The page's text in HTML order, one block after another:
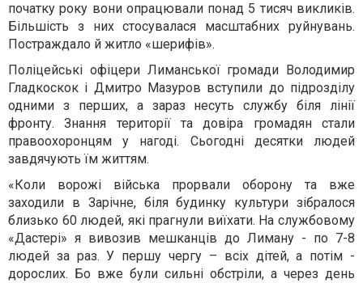
початку року вони опрацювали понад 5 тисяч викликів.
Більшість з них стосувалася масштабних руйнувань.
Постраждало й житло «шерифів».
Поліцейські офіцери Лиманської громади Володимир
Гладкоскок і Дмитро Мазуров вступили до підрозділу
одними з перших, а зараз несуть службу біля лінії
фронту. Знання території та довіра громадян стали
правоохоронцям у нагоді. Сьогодні десятки людей
завдячують їм життям.
«Коли ворожі війська прорвали оборону та вже
заходили в Зарічне, біля будинку культури зібралося
близько 60 людей, які прагнули виїхати. На службовому
«Дастері» я вивозив мешканців до Лиману - по 7-8
людей за раз. У першу чергу – всіх дітей, а потім -
дорослих. Бо вже були сильні обстріли, а через день